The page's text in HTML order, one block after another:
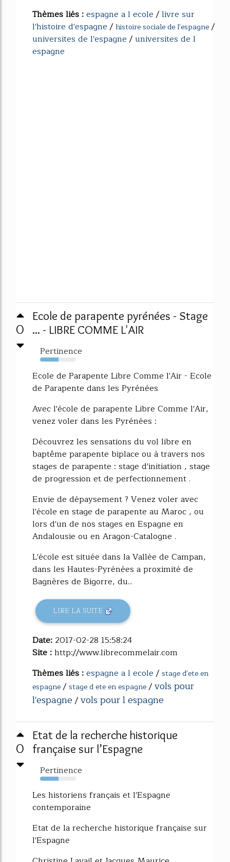
Thèmes liés :espagne a l ecole/livre sur
l'histoire d'espagne/ histoire sociale de l'espagne/
universites de l'espagne/universites de l
espagne
0
Ecole de parapente pyrénées - Stage
... - LIBRE COMME L'AIR
Pertinence
52%
Ecole de Parapente Libre Comme l'Air - Ecole
de Parapente dans les Pyrénées
Avec l'école de parapente Libre Comme l'Air,
venez voler dans les Pyrénées :
Découvrez les sensations du vol libre en
baptême parapente biplace ou à travers nos
stages de parapente : stage d'initiation , stage
de progression et de perfectionnement .
Envie de dépaysement ? Venez voler avec
l'école en stage de parapente au Maroc , ou
lors d'un de nos stages en Espagne en
Andalousie ou en Aragon-Catalogne .
L'école est située dans la Vallée de Campan,
dans les Hautes-Pyrénées a proximité de
Bagnères de Bigorre, du...
LIRE LA SUITE
Date: 2017-02-28 15:58:24
Site :http://www.librecommelair.com
Thèmes liés :espagne a l ecole/ stage d'ete en
espagne/ stage d ete en espagne/vols pour
l'espagne/vols pour l espagne
0
Etat de la recherche historique
française sur l’Espagne
Pertinence
52%
Les historiens français et l'Espagne
contemporaine
Etat de la recherche historique française sur
l'Espagne